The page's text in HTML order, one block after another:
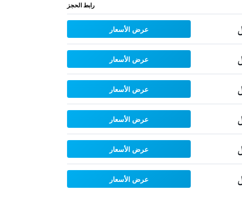
رابط الحجز
عرض الأسعار
عرض الأسعار
عرض الأسعار
عرض الأسعار
عرض الأسعار
عرض الأسعار